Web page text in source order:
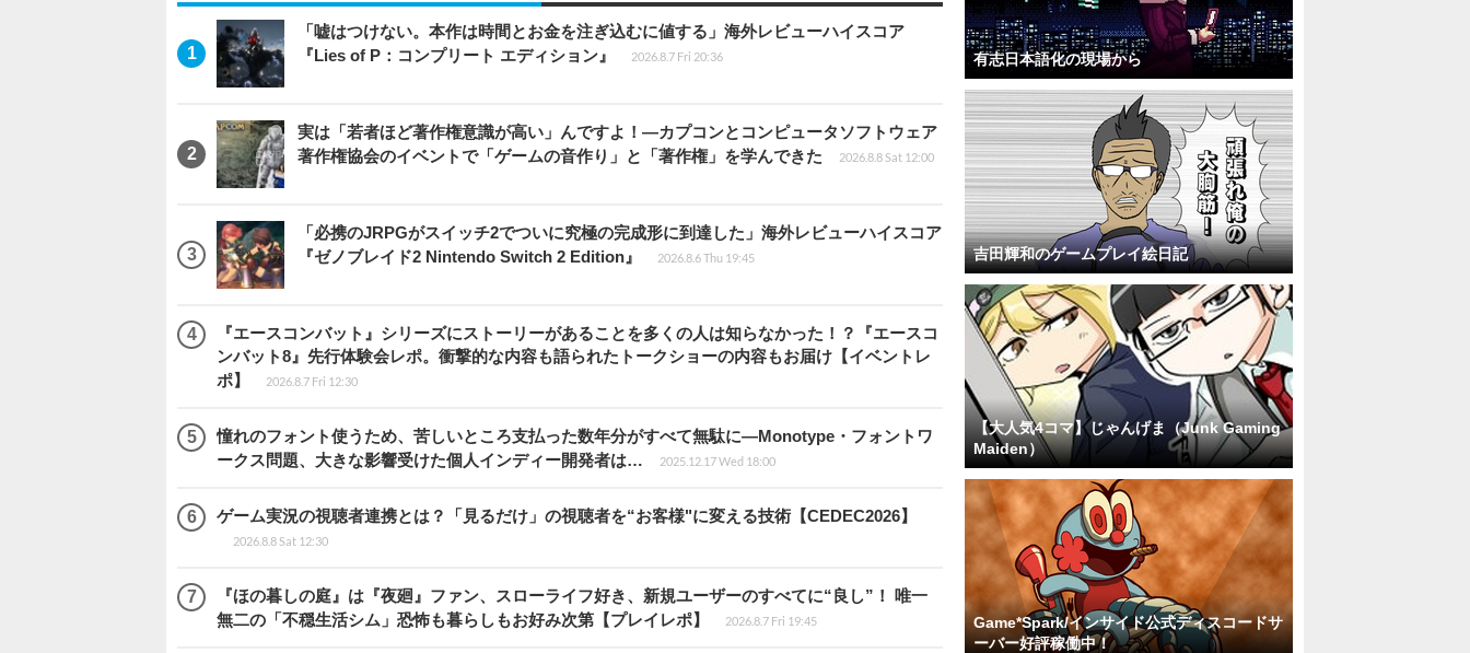
「嘘はつけない。本作は時間とお金を注ぎ込むに値する」海外レビューハイスコア
『Lies of P：コンプリート エディション』
2026.8.7 Fri 20:36
実は「若者ほど著作権意識が高い」んですよ！―カプコンとコンピュータソフトウェア
著作権協会のイベントで「ゲームの音作り」と「著作権」を学んできた
2026.8.8 Sat 12:00
「必携のJRPGがスイッチ2でついに究極の完成形に到達した」海外レビューハイスコア
『ゼノブレイド2 Nintendo Switch 2 Edition』
2026.8.6 Thu 19:45
『エースコンバット』シリーズにストーリーがあることを多くの人は知らなかった！？『エースコ
ンバット8』先行体験会レポ。衝撃的な内容も語られたトークショーの内容もお届け【イベントレ
ポ】
2026.8.7 Fri 12:30
憧れのフォント使うため、苦しいところ支払った数年分がすべて無駄に―Monotype・フォントワ
ークス問題、大きな影響受けた個人インディー開発者は…
2025.12.17 Wed 18:00
ゲーム実況の視聴者連携とは？「見るだけ」の視聴者を“お客様"に変える技術【CEDEC2026】
2026.8.8 Sat 12:30
『ほの暮しの庭』は『夜廻』ファン、スローライフ好き、新規ユーザーのすべてに“良し”！ 唯一
無二の「不穏生活シム」恐怖も暮らしもお好み次第【プレイレポ】
2026.8.7 Fri 19:45
有志日本語化の現場から
吉田輝和のゲームプレイ絵日記
【大人気4コマ】じゃんげま（Junk Gaming
Maiden）
Game*Spark/インサイド公式ディスコードサ
ーバー好評稼働中！